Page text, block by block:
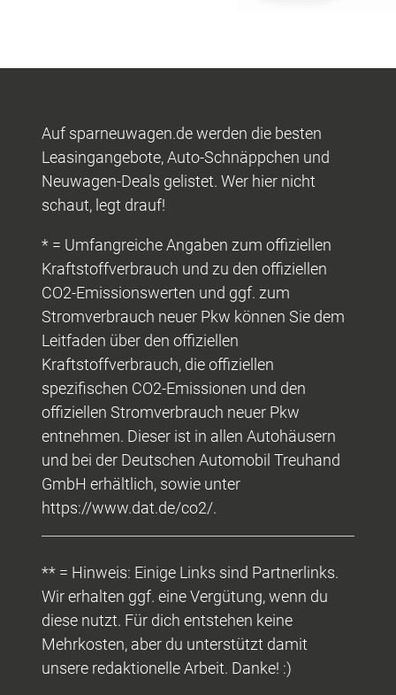
Auf sparneuwagen.de werden die besten
Leasingangebote, Auto-Schnäppchen und
Neuwagen-Deals gelistet. Wer hier nicht
schaut, legt drauf!
* = Umfangreiche Angaben zum offiziellen
Kraftstoffverbrauch und zu den offiziellen
CO2-Emissionswerten und ggf. zum
Stromverbrauch neuer Pkw können Sie dem
Leitfaden über den offiziellen
Kraftstoffverbrauch, die offiziellen
spezifischen CO2-Emissionen und den
offiziellen Stromverbrauch neuer Pkw
entnehmen. Dieser ist in allen Autohäusern
und bei der Deutschen Automobil Treuhand
GmbH erhältlich, sowie unter
https://www.dat.de/co2/.
** = Hinweis: Einige Links sind Partnerlinks.
Wir erhalten ggf. eine Vergütung, wenn du
diese nutzt. Für dich entstehen keine
Mehrkosten, aber du unterstützt damit
unsere redaktionelle Arbeit. Danke! :)